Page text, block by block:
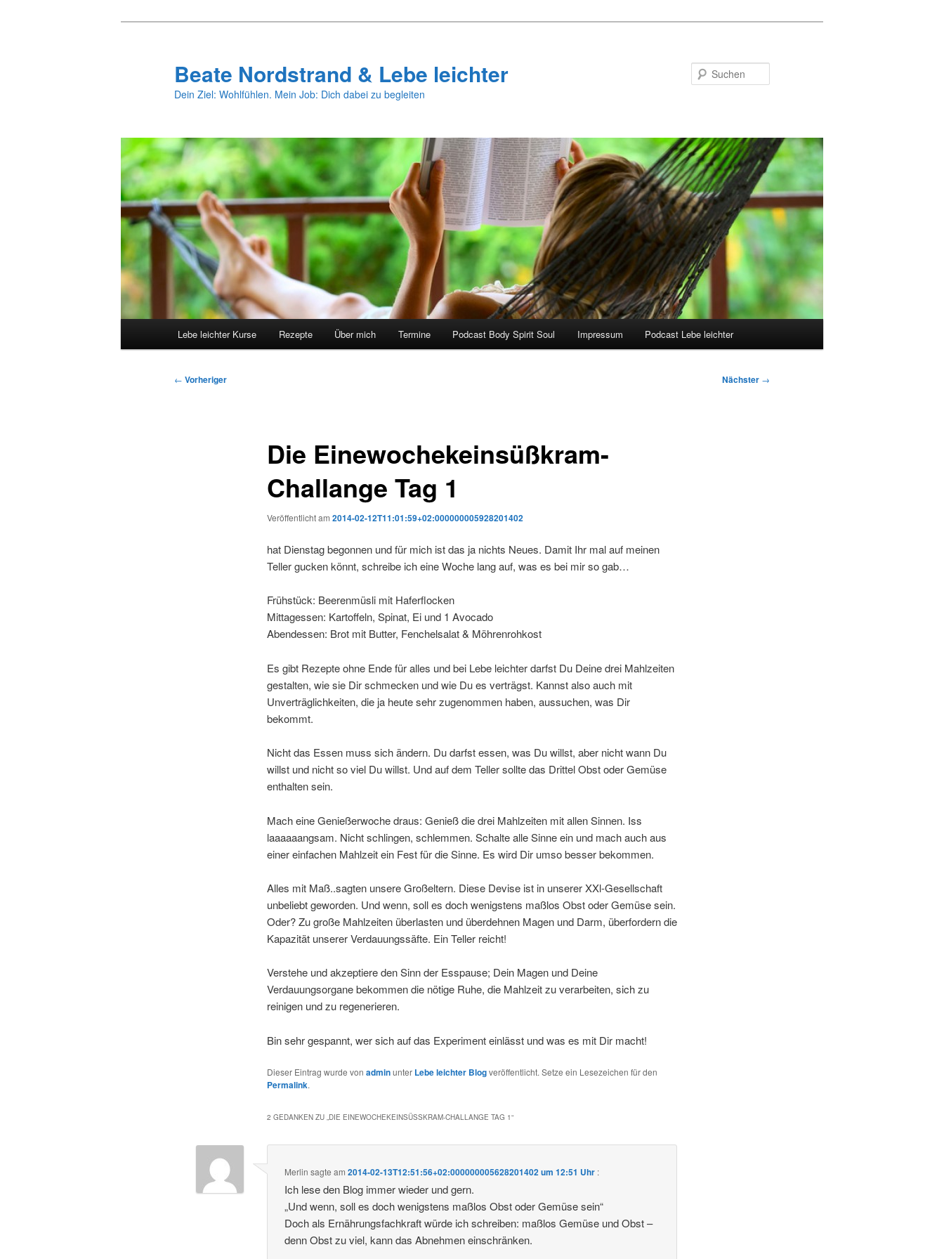
Beate Nordstrand & Lebe leichter
Dein Ziel: Wohlfühlen. Mein Job: Dich dabei zu begleiten
Lebe leichter Kurse Rezepte Über mich Termine Podcast Body Spirit Soul Impressum Podcast Lebe leichter
Beitragsnavigation
← Vorheriger Nächster →
Die Einewochekeinsüßkram-
Challange Tag 1
Veröffentlicht am 2014-02-12T11:01:59+02:000000005928201402
hat Dienstag begonnen und für mich ist das ja nichts Neues. Damit Ihr mal auf meinen
Teller gucken könnt, schreibe ich eine Woche lang auf, was es bei mir so gab…
Frühstück: Beerenmüsli mit Haferflocken
Mittagessen: Kartoffeln, Spinat, Ei und 1 Avocado
Abendessen: Brot mit Butter, Fenchelsalat & Möhrenrohkost
Es gibt Rezepte ohne Ende für alles und bei Lebe leichter darfst Du Deine drei Mahlzeiten
gestalten, wie sie Dir schmecken und wie Du es verträgst. Kannst also auch mit
Unverträglichkeiten, die ja heute sehr zugenommen haben, aussuchen, was Dir
bekommt.
Nicht das Essen muss sich ändern. Du darfst essen, was Du willst, aber nicht wann Du
willst und nicht so viel Du willst. Und auf dem Teller sollte das Drittel Obst oder Gemüse
enthalten sein.
Mach eine Genießerwoche draus: Genieß die drei Mahlzeiten mit allen Sinnen. Iss
laaaaaangsam. Nicht schlingen, schlemmen. Schalte alle Sinne ein und mach auch aus
einer einfachen Mahlzeit ein Fest für die Sinne. Es wird Dir umso besser bekommen.
Alles mit Maß..sagten unsere Großeltern. Diese Devise ist in unserer XXl-Gesellschaft
unbeliebt geworden. Und wenn, soll es doch wenigstens maßlos Obst oder Gemüse sein.
Oder? Zu große Mahlzeiten überlasten und überdehnen Magen und Darm, überfordern die
Kapazität unserer Verdauungssäfte. Ein Teller reicht!
Verstehe und akzeptiere den Sinn der Esspause; Dein Magen und Deine
Verdauungsorgane bekommen die nötige Ruhe, die Mahlzeit zu verarbeiten, sich zu
reinigen und zu regenerieren.
Bin sehr gespannt, wer sich auf das Experiment einlässt und was es mit Dir macht!
Dieser Eintrag wurde von adminunter Lebe leichter Blogveröffentlicht. Setze ein Lesezeichen für den
Permalink.
2 GEDANKEN ZU „DIE EINEWOCHEKEINSÜSSKRAM-CHALLANGE TAG 1 “
Merlin sagte am2014-02-13T12:51:56+02:000000005628201402 um 12:51 Uhr :
Ich lese den Blog immer wieder und gern.
„Und wenn, soll es doch wenigstens maßlos Obst oder Gemüse sein“
Doch als Ernährungsfachkraft würde ich schreiben: maßlos Gemüse und Obst –
denn Obst zu viel, kann das Abnehmen einschränken.